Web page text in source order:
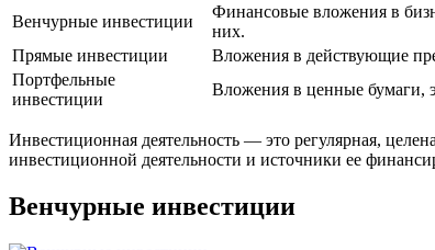
Венчурные инвестиции
Финансовые вложения в
них.
Прямые инвестиции
Вложения в действующие
Портфельные
инвестиции
Вложения в ценные бумаги,
Инвестиционная деятельность — это регулярная,
инвестиционной деятельности и источники ее
Венчурные инвестиции